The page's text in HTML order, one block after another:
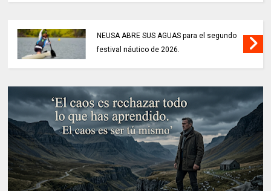
NEUSA ABRE SUS AGUAS para el segundo
festival náutico de 2026.